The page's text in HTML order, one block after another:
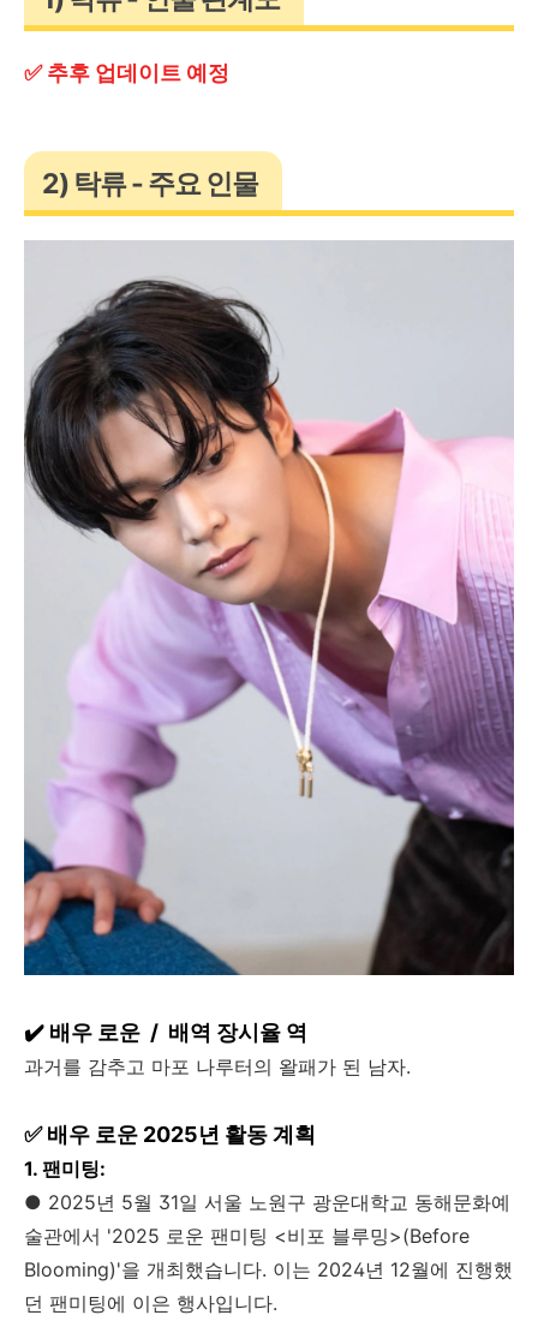
✅ 추후 업데이트 예정
2) 탁류 - 주요 인물
✔️ 배우 로운 / 배역 장시율 역
과거를 감추고 마포 나루터의 왈패가 된 남자.
✅ 배우 로운 2025년 활동 계획
1. 팬미팅:
● 2025년 5월 31일 서울 노원구 광운대학교 동해문화예
술관에서 '2025 로운 팬미팅 <비포 블루밍>(Before
Blooming)'을 개최했습니다. 이는 2024년 12월에 진행했
던 팬미팅에 이은 행사입니다.